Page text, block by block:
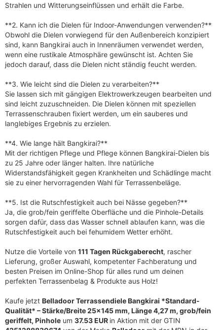
Strahlen und Witterungseinflüssen und erhält die Farbe.
**2. Kann ich die Dielen für Indoor-Anwendungen verwenden?**
Obwohl die Dielen vorwiegend für den Außenbereich konzipiert
sind, kann Bangkirai auch in Innenräumen verwendet werden,
wenn eine rustikale Atmosphäre gewünscht ist. Achten Sie
jedoch darauf, dass die Dielen nicht ständig feucht werden.
**3. Wie leicht sind die Dielen zu verarbeiten?**
Sie lassen sich mit gängigen Elektrowerkzeugen bearbeiten und
sind leicht zuzuschneiden. Die Dielen können mit speziellen
Terrassenschrauben fixiert werden, um ein sauberes und
langlebiges Ergebnis zu erzielen.
**4. Wie lange hält Bangkirai?**
Mit der richtigen Pflege und Pflege können Bangkirai-Dielen bis
zu 25 Jahre oder länger halten. Ihre natürliche
Widerstandsfähigkeit gegen Krankheiten und Schädlinge macht
sie zu einer hervorragenden Wahl für Terrassenbeläge.
**5. Ist die Rutschfestigkeit auch bei Nässe gegeben?**
Ja, die grob/fein geriffelte Oberfläche und die Pinhole-Details
sorgen dafür, dass das Wasser schnell ablaufen kann, was die
Rutschfestigkeit auch bei fehumidem Wetter erhöht.
Nutze die Vorteile von 111 Tagen Rückgaberecht, rascher
Lieferung, großer Auswahl, kompetenter Fachberatung und
besten Preisen im Online-Shop für alles rund um deinen
perfekten Terrassenbelag & Produkte aus Holz!
Kaufe jetzt Belladoor Terrassendiele Bangkirai *Standard-
Qualität* – Stärke/Breite 25×145 mm, Länge 4,27 m, grob/fein
geriffelt, Pinhole um 37.53 EUR in Aktion mit der GTIN